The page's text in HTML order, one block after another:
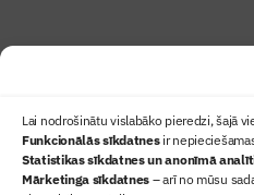
Lai nodrošinātu vislabāko pieredzi, šajā
Funkcionālās sīkdatnesir
Statistikas sīkdatnes un anonīmā
Mārketinga sīkdatnes – arī no mūsu